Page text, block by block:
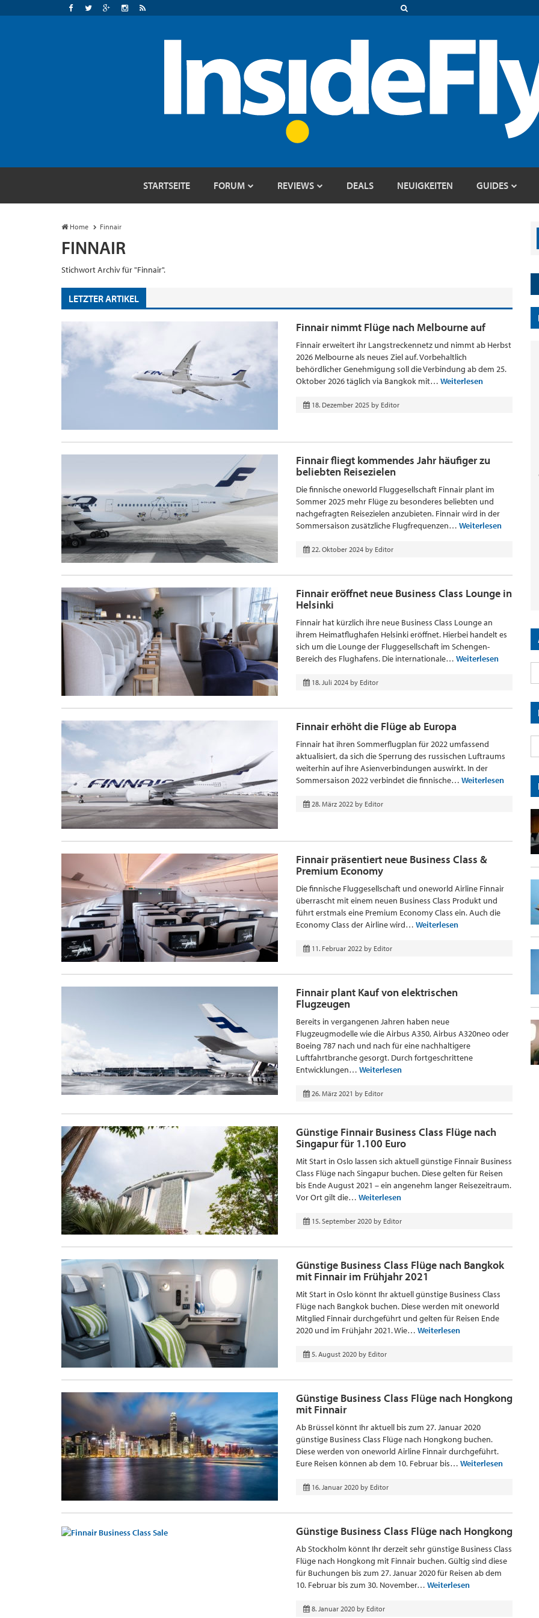
STARTSEITE FORUM REVIEWS DEALS NEUIGKEITEN GUIDES
Home Finnair
FINNAIR
Stichwort Archiv für "Finnair".
LETZTER ARTIKEL
Finnair nimmt Flüge nach Melbourne auf
Finnair erweitert ihr Langstreckennetz und nimmt ab Herbst
2026 Melbourne als neues Ziel auf. Vorbehaltlich
behördlicher Genehmigung soll die Verbindung ab dem 25.
Oktober 2026 täglich via Bangkok mit… Weiterlesen
18. Dezember 2025 by Editor
Finnair fliegt kommendes Jahr häufiger zu
beliebten Reisezielen
Die finnische oneworld Fluggesellschaft Finnair plant im
Sommer 2025 mehr Flüge zu besonderes beliebten und
nachgefragten Reisezielen anzubieten. Finnair wird in der
Sommersaison zusätzliche Flugfrequenzen… Weiterlesen
22. Oktober 2024 by Editor
Finnair eröffnet neue Business Class Lounge in
Helsinki
Finnair hat kürzlich ihre neue Business Class Lounge an
ihrem Heimatflughafen Helsinki eröffnet. Hierbei handelt es
sich um die Lounge der Fluggesellschaft im Schengen-
Bereich des Flughafens. Die internationale… Weiterlesen
18. Juli 2024 by Editor
Finnair erhöht die Flüge ab Europa
Finnair hat ihren Sommerflugplan für 2022 umfassend
aktualisiert, da sich die Sperrung des russischen Luftraums
weiterhin auf ihre Asienverbindungen auswirkt. In der
Sommersaison 2022 verbindet die finnische… Weiterlesen
28. März 2022 by Editor
Finnair präsentiert neue Business Class &
Premium Economy
Die finnische Fluggesellschaft und oneworld Airline Finnair
überrascht mit einem neuen Business Class Produkt und
führt erstmals eine Premium Economy Class ein. Auch die
Economy Class der Airline wird… Weiterlesen
11. Februar 2022 by Editor
Finnair plant Kauf von elektrischen
Flugzeugen
Bereits in vergangenen Jahren haben neue
Flugzeugmodelle wie die Airbus A350, Airbus A320neo oder
Boeing 787 nach und nach für eine nachhaltigere
Luftfahrtbranche gesorgt. Durch fortgeschrittene
Entwicklungen… Weiterlesen
26. März 2021 by Editor
Günstige Finnair Business Class Flüge nach
Singapur für 1.100 Euro
Mit Start in Oslo lassen sich aktuell günstige Finnair Business
Class Flüge nach Singapur buchen. Diese gelten für Reisen
bis Ende August 2021 – ein angenehm langer Reisezeitraum.
Vor Ort gilt die… Weiterlesen
15. September 2020 by Editor
Günstige Business Class Flüge nach Bangkok
mit Finnair im Frühjahr 2021
Mit Start in Oslo könnt Ihr aktuell günstige Business Class
Flüge nach Bangkok buchen. Diese werden mit oneworld
Mitglied Finnair durchgeführt und gelten für Reisen Ende
2020 und im Frühjahr 2021. Wie… Weiterlesen
5. August 2020 by Editor
Günstige Business Class Flüge nach Hongkong
mit Finnair
Ab Brüssel könnt Ihr aktuell bis zum 27. Januar 2020
günstige Business Class Flüge nach Hongkong buchen.
Diese werden von oneworld Airline Finnair durchgeführt.
Eure Reisen können ab dem 10. Februar bis… Weiterlesen
16. Januar 2020 by Editor
Günstige Business Class Flüge nach Hongkong
Ab Stockholm könnt Ihr derzeit sehr günstige Business Class
Flüge nach Hongkong mit Finnair buchen. Gültig sind diese
für Buchungen bis zum 27. Januar 2020 für Reisen ab dem
10. Februar bis zum 30. November… Weiterlesen
8. Januar 2020 by Editor